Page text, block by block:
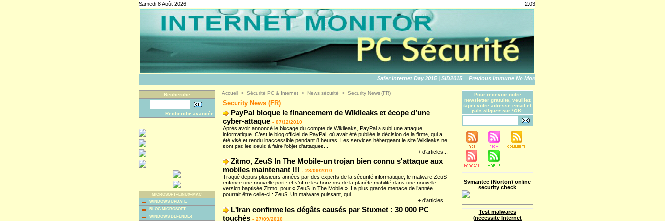
Samedi 8 Août 2026 2:03
Safer Internet Day 2015 | SID2015 Previous Immune No More: An Apple Story
Recherche
Recherche avancée
MICROSOFT+LINUX+MAC
WINDOWS UPDATE
BLOG MICROSOFT
WINDOWS DEFENDER
Accueil > Sécurité PC & Internet > News sécurité > Security News (FR)
Security News (FR)
PayPal bloque le financement de Wikileaks et écope d’une
cyber-attaque - 07/12/2010
Après avoir annoncé le blocage du compte de Wikileaks, PayPal a subi une attaque
informatique. C’est le blog officiel de PayPal, où avait été publiée la décision de la firme, qui a
été visé et rendu inaccessible pendant 8 heures. Les services hébergeant le site Wikileaks ne
sont pas les seuls à faire l'objet d'attaques...
+ d'articles...
Zitmo, ZeuS In The Mobile-un trojan bien connu s'attaque aux
mobiles maintenant !!! - 28/09/2010
Traqué depuis plusieurs années par des experts de la sécurité informatique, le malware ZeuS
enfonce une nouvelle porte et s’offre les horizons de la planète mobilité dans une nouvelle
version baptisée Zitmo, pour « ZeuS In The Mobile ». La plus grande menace de l’année
pourrait être celle-ci : ZeuS. Un malware puissant, qui...
+ d'articles...
L'Iran confirme les dégâts causés par Stuxnet : 30 000 PC
touchés - 27/09/2010
Pour recevoir notre
newsletter gratuite, veuillez
taper votre adresse email et
puis cliquez sur *OK*
Symantec (Norton) online
security check
Test malwares
(nécessite Internet